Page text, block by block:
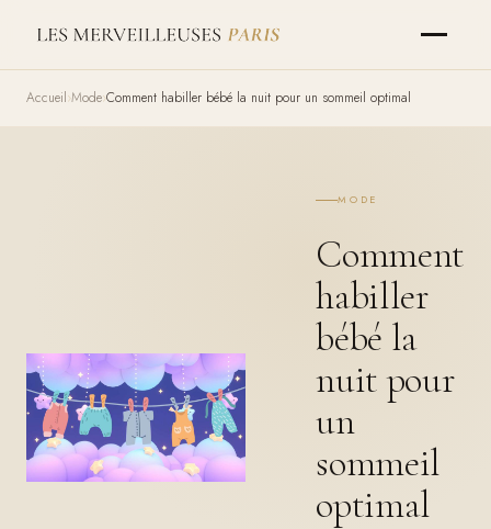
Accueil Mode Comment habiller bébé la nuit pour un sommeil optimal
MODE
Comment
habiller
bébé la
nuit pour
un
sommeil
optimal